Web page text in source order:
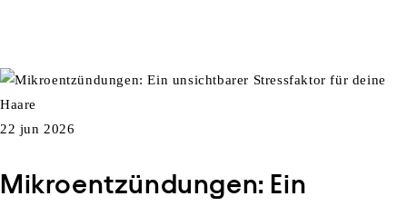
22 jun 2026
Mikroentzündungen: Ein